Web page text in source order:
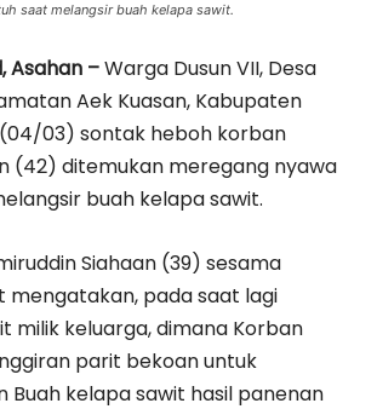
saat melangsir buah kelapa sawit.
Asahan –Warga Dusun VII, Desa
Aek Kuasan, Kabupaten
03) sontak heboh korban
(42) ditemukan meregang nyawa
buah kelapa sawit.
Siahaan (39) sesama
mengatakan, pada saat lagi
milik keluarga, dimana Korban
parit bekoan untuk
Buah kelapa sawit hasil panenan